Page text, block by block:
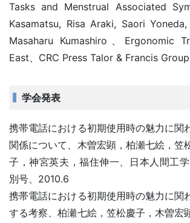
Tasks and Menstrual Associated
Kasamatsu, Risa Araki, Saori
Masaharu Kumashiro、Ergonomic
East、CRC Press Talor & Francis
学会発表
携帯電話における初期使用時の魅力に関
関係について、木曽宏顕，柏瀬七絵，笠
子，神宮英夫，福住伸一、日本人間工
別号、2010.6
携帯電話における初期使用時の魅力に関
する考察、柏瀬七絵，笠松慶子，木曽宏